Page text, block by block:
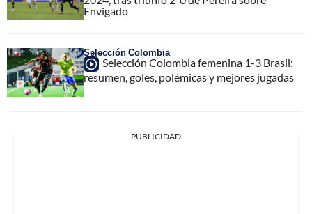
Envigado
Selección Colombia
Selección Colombia femenina 1-3 Brasil:
resumen, goles, polémicas y mejores jugadas
PUBLICIDAD